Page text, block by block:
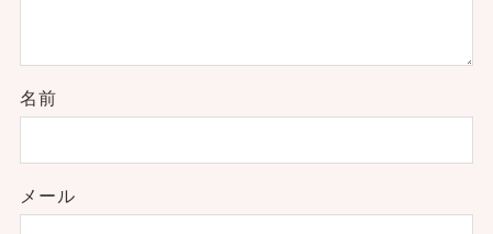
名前
メール